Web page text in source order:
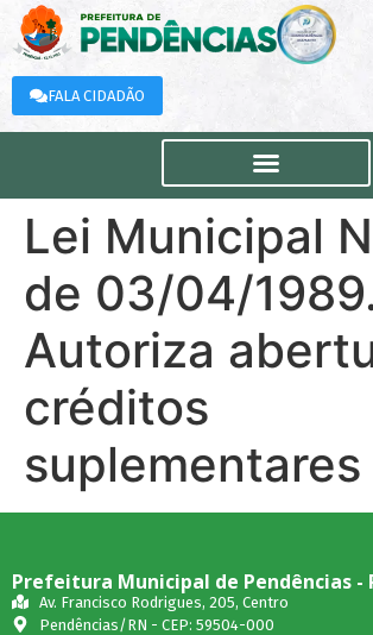
FALA CIDADÃO
Lei Municipal
de 03/04/
Autoriza
créditos
suplementares
Prefeitura Municipal de Pendências -
Av. Francisco Rodrigues, 205, Centro
Pendências/RN - CEP: 59504-000